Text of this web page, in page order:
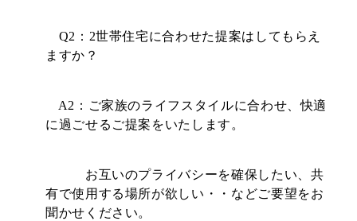
Q2：2世帯住宅に合わせた提案はしてもらえ
ますか？
A2：ご家族のライフスタイルに合わせ、快適
に過ごせるご提案をいたします。
お互いのプライバシーを確保したい、共
有で使用する場所が欲しい・・などご要望をお
聞かせください。